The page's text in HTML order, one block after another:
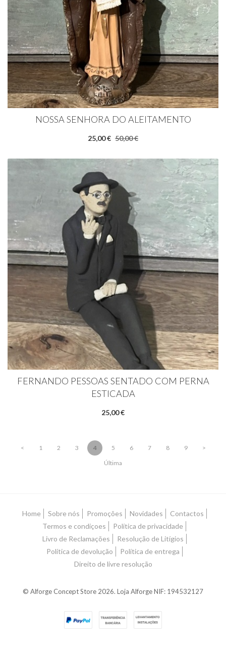
NOSSA SENHORA DO ALEITAMENTO
25,00 € 50,00 €
FERNANDO PESSOAS SENTADO COM PERNA
ESTICADA
25,00 €
< 1 2 3 4 5 6 7 8 9
>
Última
Home Sobre nós Promoções Novidades
Contactos
Termos e condiçoes
Política de privacidade
Livro de Reclamações
Resolução de Litígios
Política de devolução
Política de entrega
Direito de livre resolução
© Alforge Concept Store 2026. Loja Alforge NIF: 194532127